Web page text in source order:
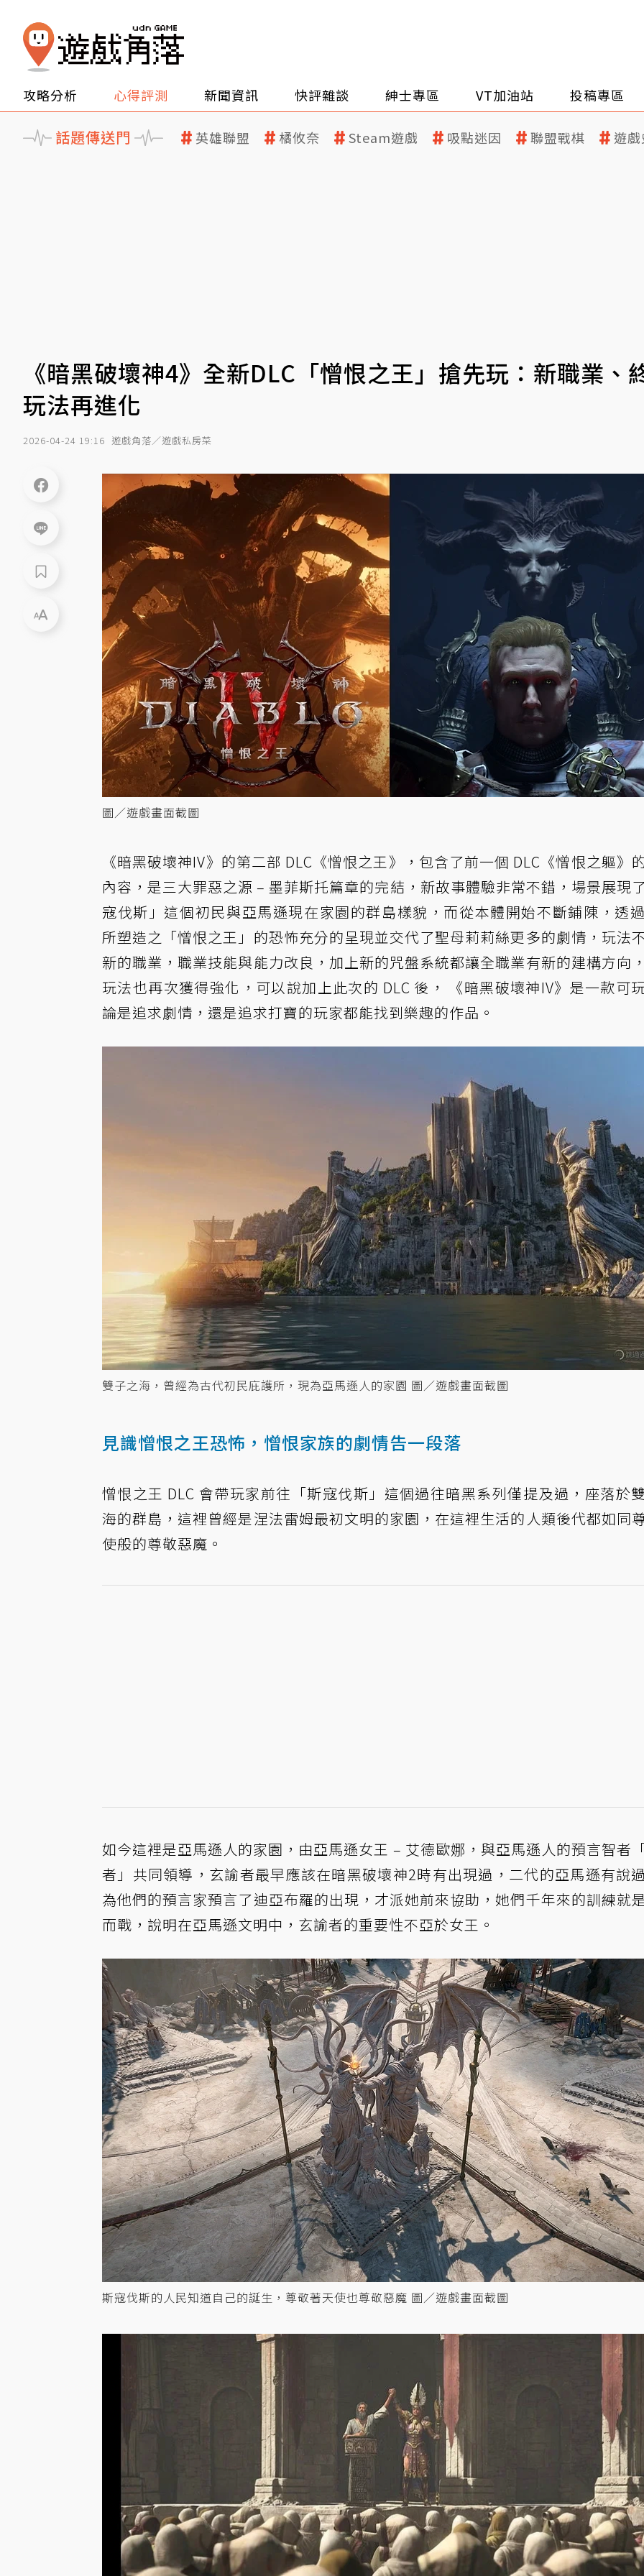
攻略分析 心得評測 新聞資訊 快評雜談 紳士專區 VT加油站 投稿專區
話題傳送門 英雄聯盟 橘攸奈 Steam遊戲 吸點迷因 聯盟戰棋 遊
《暗黑破壞神4》全新DLC「憎恨之王」搶先玩：新職業、
玩法再進化
2026-04-24 19:16 遊戲角落／遊戲私房菜
圖／遊戲畫面截圖
《暗黑破壞神IV》的第二部 DLC《憎恨之王》，包含了前一個 DLC《憎恨之軀》
內容，是三大罪惡之源 – 墨菲斯托篇章的完結，新故事體驗非常不錯，場景展現
寇伐斯」這個初民與亞馬遜現在家園的群島樣貌，而從本體開始不斷鋪陳，透
所塑造之「憎恨之王」的恐怖充分的呈現並交代了聖母莉莉絲更多的劇情，玩法
新的職業，職業技能與能力改良，加上新的咒盤系統都讓全職業有新的建構方向
玩法也再次獲得強化，可以說加上此次的 DLC 後， 《暗黑破壞神IV》是一款可
論是追求劇情，還是追求打寶的玩家都能找到樂趣的作品。
雙子之海，曾經為古代初民庇護所，現為亞馬遜人的家園 圖／遊戲畫面截圖
見識憎恨之王恐怖，憎恨家族的劇情告一段落
憎恨之王 DLC 會帶玩家前往「斯寇伐斯」這個過往暗黑系列僅提及過，座落於
海的群島，這裡曾經是涅法雷姆最初文明的家園，在這裡生活的人類後代都如同
使般的尊敬惡魔。
如今這裡是亞馬遜人的家園，由亞馬遜女王 – 艾德歐娜，與亞馬遜人的預言智者
者」共同領導，玄諭者最早應該在暗黑破壞神2時有出現過，二代的亞馬遜有說
為他們的預言家預言了迪亞布羅的出現，才派她前來協助，她們千年來的訓練就
而戰，說明在亞馬遜文明中，玄諭者的重要性不亞於女王。
斯寇伐斯的人民知道自己的誕生，尊敬著天使也尊敬惡魔 圖／遊戲畫面截圖